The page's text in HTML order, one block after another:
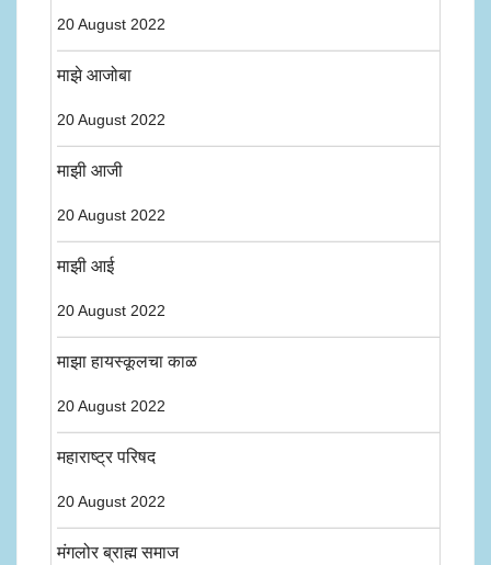
20 August 2022
माझे आजोबा
20 August 2022
माझी आजी
20 August 2022
माझी आई
20 August 2022
माझा हायस्कूलचा काळ
20 August 2022
महाराष्ट्र परिषद
20 August 2022
मंगलोर ब्राह्म समाज